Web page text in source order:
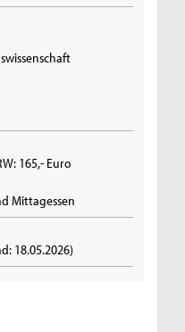
165,- Euro
Mittagessen
18.05.2026)